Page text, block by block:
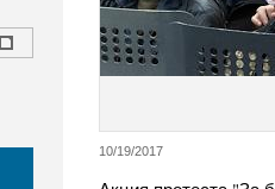
10/19/2017